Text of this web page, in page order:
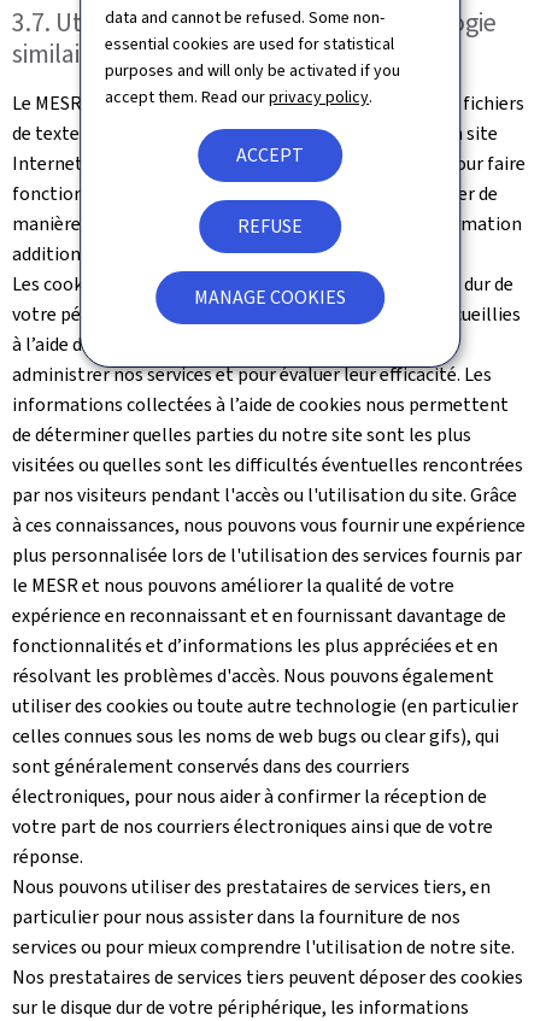
data and cannot be refused. Some non-
essential cookies are used for statistical
purposes and will only be activated if you
accept them. Read ourprivacy policy.
ACCEPT
REFUSE
MANAGE COOKIES
3.7. Utilisation des cookies et de technologie
similaire
Le MESR peut utiliser des cookies. Les cookies sont des fichiers
de texte qui sont enregistrés sur votre dispositif par un site
Internet que vous visitez. Ils sont largement utilisés pour faire
fonctionner les sites Internet ou pour les faire travailler de
manière plus efficace ainsi que pour fournir toute information
additionnelle aux propriétaires du site.
Les cookies sont généralement conservés sur le disque dur de
votre périphérique. Nous utilisons les informations recueillies
à l’aide des cookies pour analyser les tendances, pour
administrer nos services et pour évaluer leur efficacité. Les
informations collectées à l’aide de cookies nous permettent
de déterminer quelles parties du notre site sont les plus
visitées ou quelles sont les difficultés éventuelles rencontrées
par nos visiteurs pendant l'accès ou l'utilisation du site. Grâce
à ces connaissances, nous pouvons vous fournir une expérience
plus personnalisée lors de l'utilisation des services fournis par
le MESR et nous pouvons améliorer la qualité de votre
expérience en reconnaissant et en fournissant davantage de
fonctionnalités et d’informations les plus appréciées et en
résolvant les problèmes d'accès. Nous pouvons également
utiliser des cookies ou toute autre technologie (en particulier
celles connues sous les noms de web bugs ou clear gifs), qui
sont généralement conservés dans des courriers
électroniques, pour nous aider à confirmer la réception de
votre part de nos courriers électroniques ainsi que de votre
réponse.
Nous pouvons utiliser des prestataires de services tiers, en
particulier pour nous assister dans la fourniture de nos
services ou pour mieux comprendre l'utilisation de notre site.
Nos prestataires de services tiers peuvent déposer des cookies
sur le disque dur de votre périphérique, les informations